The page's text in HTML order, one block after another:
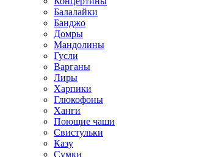
Балалайки
Банджо
Домры
Мандолины
Гусли
Варганы
Лиры
Харпики
Глюкофоны
Ханги
Поющие чаши
Свистульки
Казу
Сумки